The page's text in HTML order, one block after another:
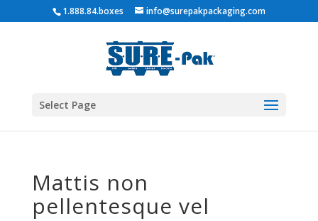
1.888.84.boxes info@surepakpackaging.com
Select Page
Mattis non
pellentesque vel